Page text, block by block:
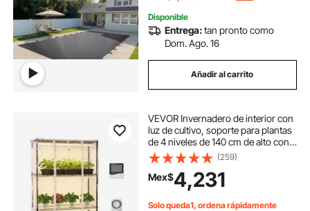
Disponible
Entrega:tan pronto como
Dom. Ago. 16
Añadir al carrito
VEVOR Invernadero de interior con
luz de cultivo, soporte para plantas
de 4 niveles de 140 cm de alto con
cubierta transparente,
temporizador e higrómetro, luces
de cultivo de espectro completo de
180 W, soporte metálico iluminado
para plantas de interior
(259)
Mex$4,231
Solo queda1, ordena rápidamente